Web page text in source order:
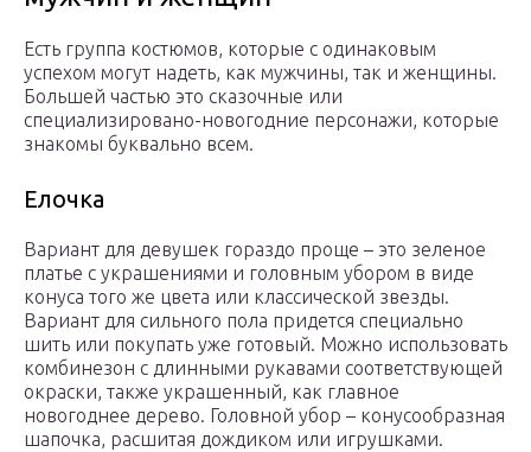
Есть группа костюмов, которые с одинаковым
успехом могут надеть, как мужчины, так и женщины.
Большей частью это сказочные или
специализировано-новогодние персонажи, которые
знакомы буквально всем.
Елочка
Вариант для девушек гораздо проще – это зеленое
платье с украшениями и головным убором в виде
конуса того же цвета или классической звезды.
Вариант для сильного пола придется специально
шить или покупать уже готовый. Можно использовать
комбинезон с длинными рукавами соответствующей
окраски, также украшенный, как главное
новогоднее дерево. Головной убор – конусообразная
шапочка, расшитая дождиком или игрушками.